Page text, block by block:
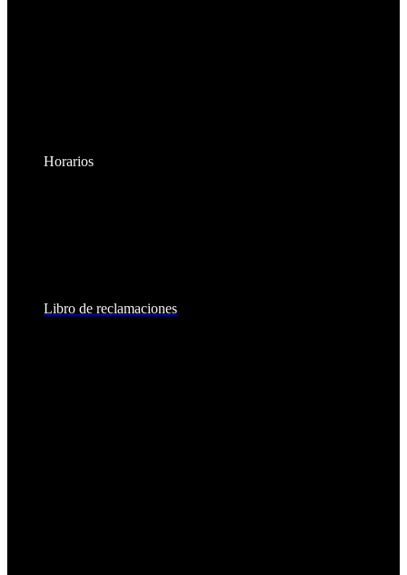
Horarios
Libro de reclamaciones